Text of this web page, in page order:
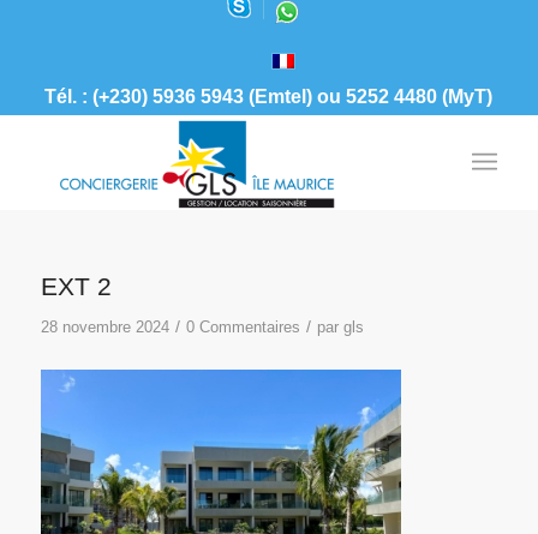
Tél. : (+230) 5936 5943 (Emtel) ou 5252 4480 (MyT)
EXT 2
28 novembre 2024 / 0 Commentaires / par gls